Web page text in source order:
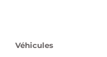
Véhicules